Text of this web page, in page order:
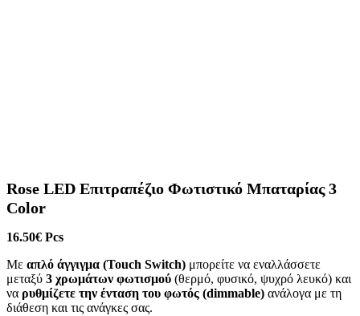
Rose LED Επιτραπέζιο Φωτιστικό Μπαταρίας 3
Color
16.50€ Pcs
Με απλό άγγιγμα (Touch Switch) μπορείτε να εναλλάσσετε
μεταξύ 3 χρωμάτων φωτισμού (θερμό, φυσικό, ψυχρό λευκό) και
να ρυθμίζετε την ένταση του φωτός (dimmable) ανάλογα με τη
διάθεση και τις ανάγκες σας.